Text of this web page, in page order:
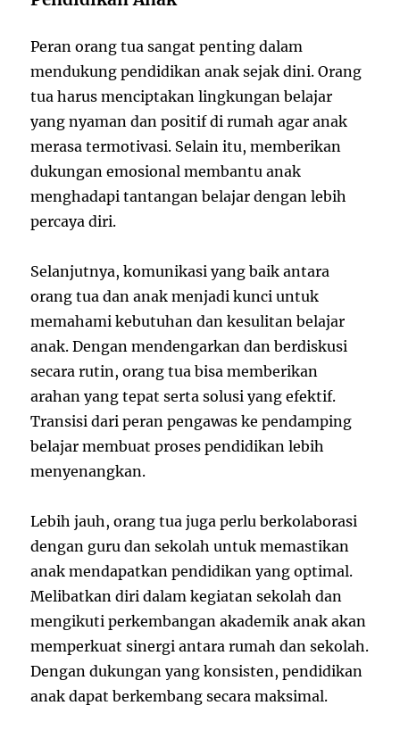
Peran orang tua sangat penting dalam
mendukung pendidikan anak sejak dini. Orang
tua harus menciptakan lingkungan belajar
yang nyaman dan positif di rumah agar anak
merasa termotivasi. Selain itu, memberikan
dukungan emosional membantu anak
menghadapi tantangan belajar dengan lebih
percaya diri.
Selanjutnya, komunikasi yang baik antara
orang tua dan anak menjadi kunci untuk
memahami kebutuhan dan kesulitan belajar
anak. Dengan mendengarkan dan berdiskusi
secara rutin, orang tua bisa memberikan
arahan yang tepat serta solusi yang efektif.
Transisi dari peran pengawas ke pendamping
belajar membuat proses pendidikan lebih
menyenangkan.
Lebih jauh, orang tua juga perlu berkolaborasi
dengan guru dan sekolah untuk memastikan
anak mendapatkan pendidikan yang optimal.
Melibatkan diri dalam kegiatan sekolah dan
mengikuti perkembangan akademik anak akan
memperkuat sinergi antara rumah dan sekolah.
Dengan dukungan yang konsisten, pendidikan
anak dapat berkembang secara maksimal.